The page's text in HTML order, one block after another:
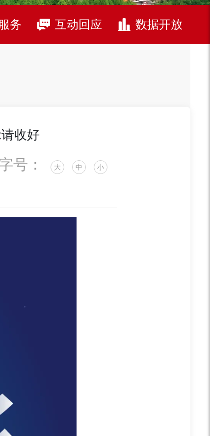
务 互动回应 数据开放
收好
号： 大 中 小